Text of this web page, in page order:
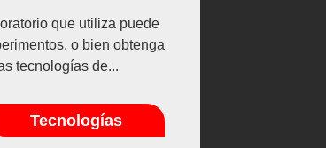
que utiliza puede
o bien obtenga
tecnologías de...
Tecnologías